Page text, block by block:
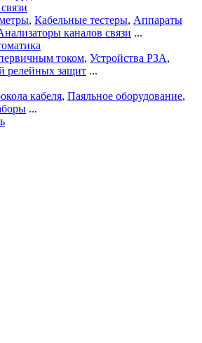
, Кабельные тестеры, Аппараты
каналов связи ...
током, Устройства РЗА,
релейных защит ...
кабеля, Паяльное оборудование,
...